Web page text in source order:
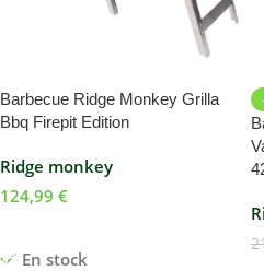
Barbecue Ridge Monkey Grilla
Bbq Firepit Edition
Ridge monkey
En stock
124,99 €